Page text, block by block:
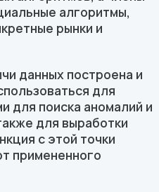
алгоритмы,
рынки и
данных построена и
для
для поиска аномалий и
для выработки
с этой точки
примененного